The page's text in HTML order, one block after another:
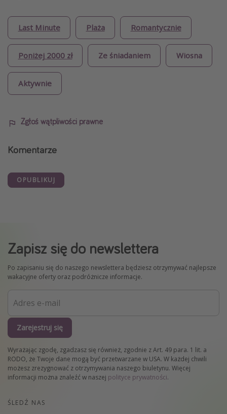
Last Minute Plaża Romantycznie
Poniżej 2000 zł Ze śniadaniem Wiosna
Aktywnie
Zgłoś wątpliwości prawne
Komentarze
OPUBLIKUJ
Zapisz się do newslettera
Po zapisaniu się do naszego newslettera będziesz otrzymywać najlepsze
wakacyjne oferty oraz podróżnicze informacje.
Zarejestruj się
Wyrażając zgodę, zgadzasz się również, zgodnie z Art. 49 para. 1 lit. a
RODO, że Twoje dane mogą być przetwarzane w USA. W każdej chwili
możesz zrezygnować z otrzymywania naszego biuletynu. Więcej
informacji można znaleźć w naszej polityce prywatności.
ŚLEDŹ NAS